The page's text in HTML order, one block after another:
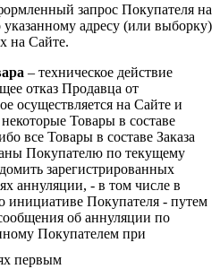
запрос Покупателя на
адресу (или выборку)
на Сайте.
– техническое действие
отказ Продавца от
осуществляется на Сайте и
Товары в составе
все Товары в составе Заказа
Покупателю по текущему
зарегистрированных
аннуляции, - в том числе в
инициативе Покупателя - путем
об аннуляции по
Покупателем при
первым